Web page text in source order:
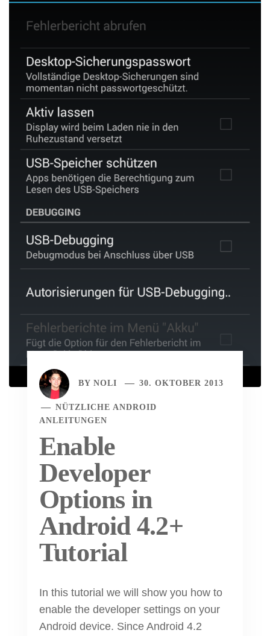
BY NOLI 30. OKTOBER 2013
NÜTZLICHE ANDROID
ANLEITUNGEN
Enable
Developer
Options in
Android 4.2+
Tutorial
In this tutorial we will show you how to
enable the developer settings on your
Android device. Since Android 4.2